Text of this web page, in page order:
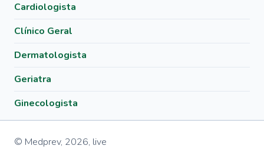
Cardiologista
Clínico Geral
Dermatologista
Geriatra
Ginecologista
© Medprev, 2026, live